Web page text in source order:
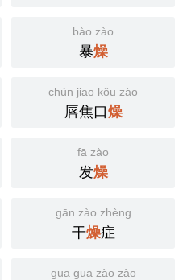
bào zào
暴燥
chún jiāo kǒu zào
唇焦口燥
fā zào
发燥
gān zào zhèng
干燥症
guā guā zào zào